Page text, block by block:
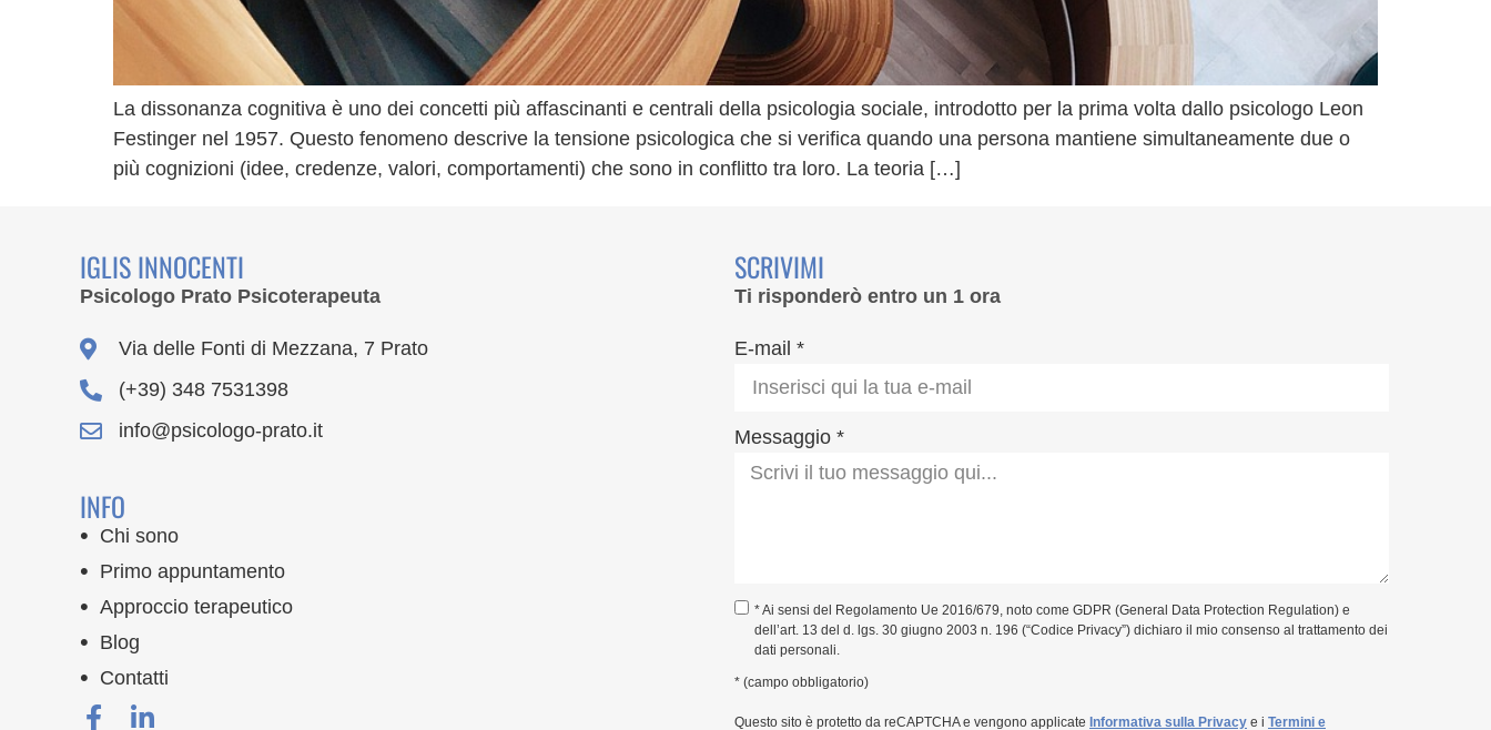
La dissonanza cognitiva è uno dei concetti più affascinanti e centrali della psicologia sociale, introdotto per la prima volta dallo psicologo Leon
Festinger nel 1957. Questo fenomeno descrive la tensione psicologica che si verifica quando una persona mantiene simultaneamente due o
più cognizioni (idee, credenze, valori, comportamenti) che sono in conflitto tra loro. La teoria […]
IGLIS INNOCENTI
Psicologo Prato Psicoterapeuta
Via delle Fonti di Mezzana, 7 Prato
(+39) 348 7531398
info@psicologo-prato.it
INFO
Chi sono
Primo appuntamento
Approccio terapeutico
Blog
Contatti
SCRIVIMI
Ti risponderò entro un 1 ora
E-mail *
Messaggio *
* Ai sensi del Regolamento Ue 2016/679, noto come GDPR (General Data Protection Regulation) e
dell’art. 13 del d. lgs. 30 giugno 2003 n. 196 (“Codice Privacy”) dichiaro il mio consenso al trattamento dei
dati personali.
* (campo obbligatorio)
Questo sito è protetto da reCAPTCHA e vengono applicate Informativa sulla Privacy e i Termini e